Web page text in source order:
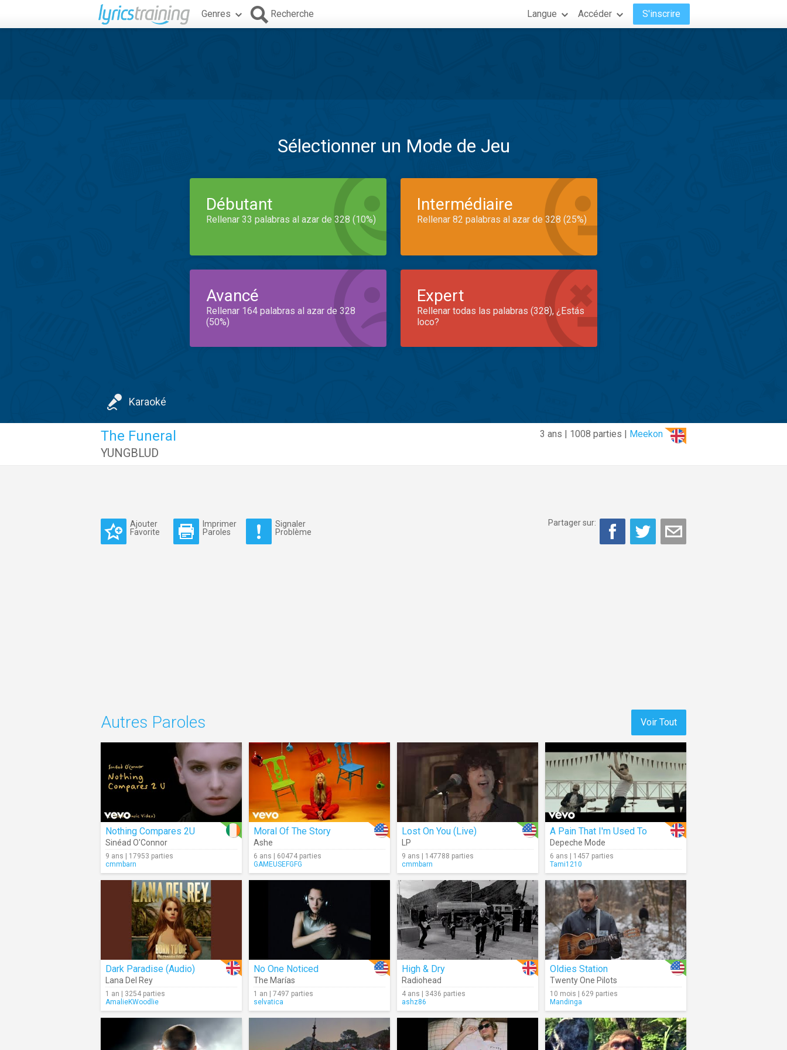
Genres Recherche Langue Accéder S'inscrire
Sélectionner un Mode de Jeu
Débutant
Rellenar 33 palabras al azar de 328 (10%)
Intermédiaire
Rellenar 82 palabras al azar de 328 (25%)
Avancé
Rellenar 164 palabras al azar de 328
(50%)
Expert
Rellenar todas las palabras (328), ¿Estás
loco?
Karaoké
3 ans | 1008 parties | Meekon
The Funeral
YUNGBLUD
Ajouter
Favorite
Imprimer
Paroles
Signaler
Problème
Partager sur:
Voir Tout
Autres Paroles
Nothing Compares 2U
Sinéad O'Connor
9 ans | 17953 parties
cmmbarn
Moral Of The Story
Ashe
6 ans | 60474 parties
GAMEUSEFGFG
Lost On You (Live)
LP
9 ans | 147788 parties
cmmbarn
A Pain That I'm Used To
Depeche Mode
6 ans | 1457 parties
Tami1210
Dark Paradise (Audio)
Lana Del Rey
1 an | 3254 parties
AmalieKWoodlie
No One Noticed
The Marías
1 an | 7497 parties
selvatica
High & Dry
Radiohead
4 ans | 3436 parties
ashz86
Oldies Station
Twenty One Pilots
10 mois | 629 parties
Mandinga